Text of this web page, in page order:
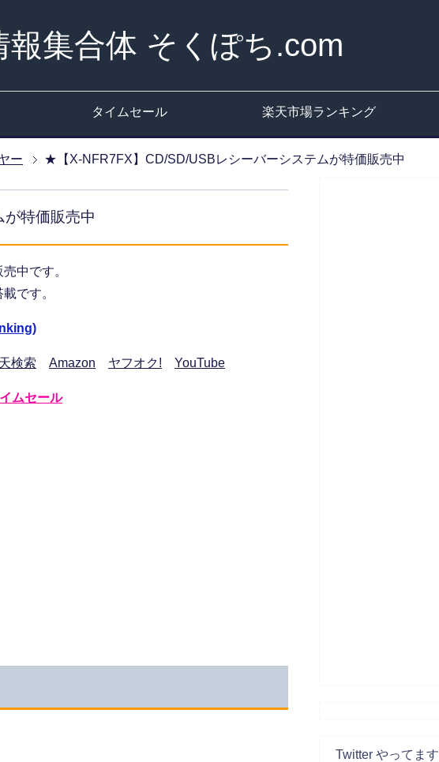
報集合体 そくぽち.com
タイムセール 楽天市場ランキング
ー ★【X-NFR7FX】CD/SD/USBレシーバーシステムが特価販売中
特価販売中
中です。
です。
検索 Amazon ヤフオク! YouTube
ムセール
Twitter やってます